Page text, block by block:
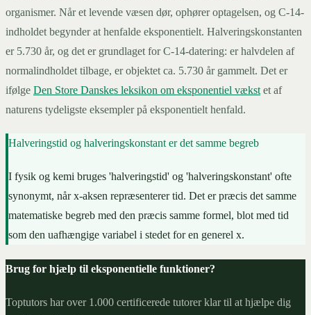
organismer. Når et levende væsen dør, ophører optagelsen, og C-14-
indholdet begynder at henfalde eksponentielt. Halveringskonstanten
er 5.730 år, og det er grundlaget for C-14-datering: er halvdelen af
normalindholdet tilbage, er objektet ca. 5.730 år gammelt. Det er
ifølge Den Store Danskes leksikon om eksponentiel vækst et af
naturens tydeligste eksempler på eksponentielt henfald.
Halveringstid og halveringskonstant er det samme begreb
I fysik og kemi bruges 'halveringstid' og 'halveringskonstant' ofte
synonymt, når x-aksen repræsenterer tid. Det er præcis det samme
matematiske begreb med den præcis samme formel, blot med tid
som den uafhængige variabel i stedet for en generel x.
Brug for hjælp til eksponentielle funktioner?
Toptutors har over 1.000 certificerede tutorer klar til at hjælpe dig